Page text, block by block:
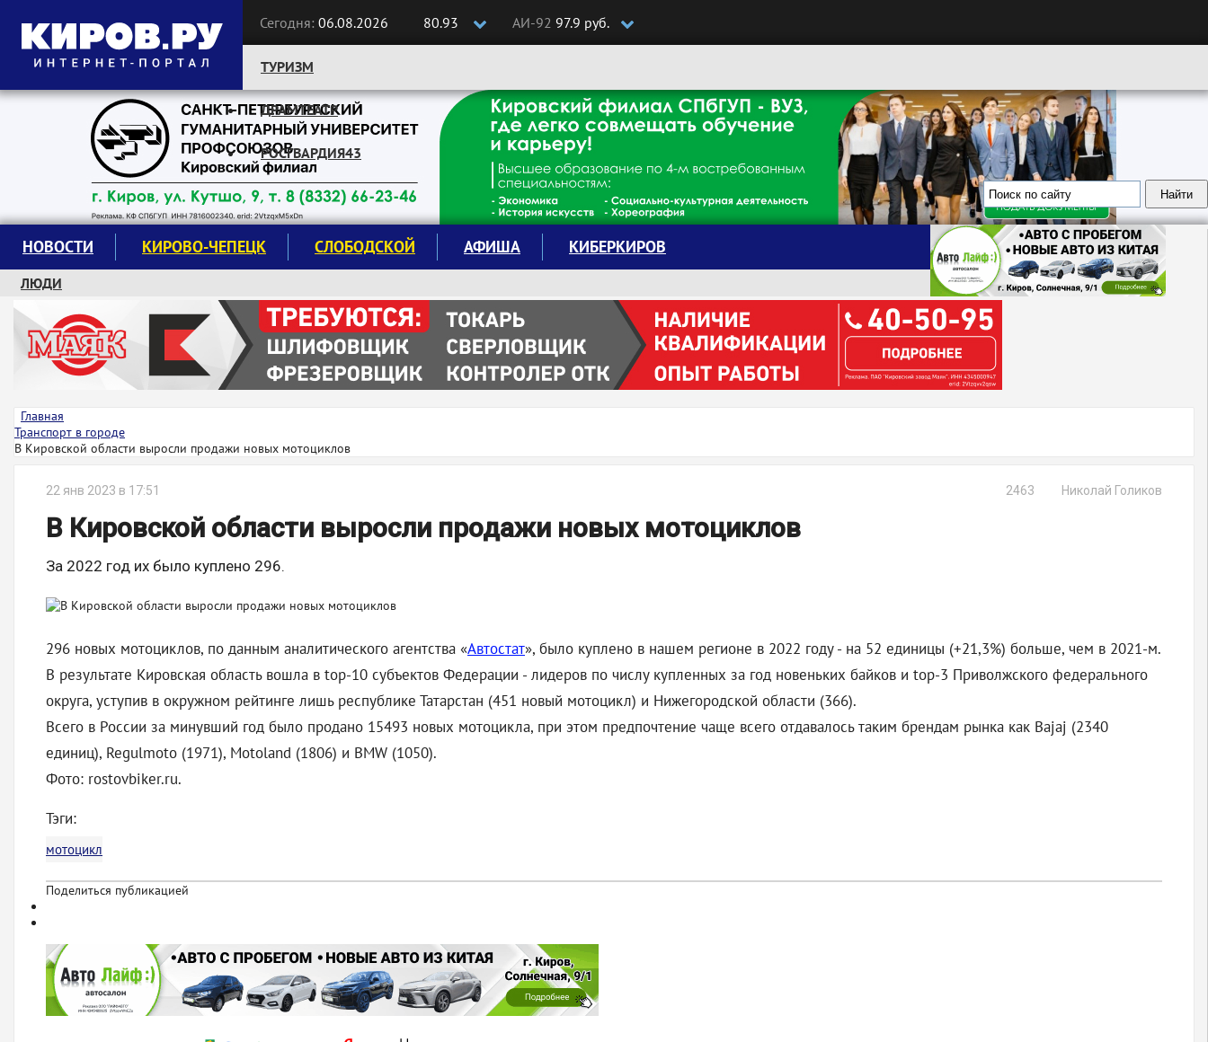
Сегодня: 06.08.2026 80.93 АИ-92 97.9 руб.
Следите за новостями:
ТУРИЗМ
ДРАМТЕАТР
РОСГВАРДИЯ43
НОВОСТИ КИРОВО-ЧЕПЕЦК СЛОБОДСКОЙ АФИША КИБЕРКИРОВ
ЛЮДИ
КРУЖКИ И СЕКЦИИ
ЗАВОДУ "МАЯК" 85 ЛЕТ
ЭКОЛОГИЯ
Главная
Транспорт в городе
В Кировской области выросли продажи новых мотоциклов
22 янв 2023 в 17:51 Николай Голиков
2463
В Кировской области выросли продажи новых мотоциклов
За 2022 год их было куплено 296.
296 новых мотоциклов, по данным аналитического агентства «Автостат», было куплено в нашем регионе в 2022 году - на 52 единицы (+21,3%) больше, чем в 2021-м.
В результате Кировская область вошла в top-10 субъектов Федерации - лидеров по числу купленных за год новеньких байков и top-3 Приволжского федерального
округа, уступив в окружном рейтинге лишь республике Татарстан (451 новый мотоцикл) и Нижегородской области (366).
Всего в России за минувший год было продано 15493 новых мотоцикла, при этом предпочтение чаще всего отдавалось таким брендам рынка как Bajaj (2340
единиц), Regulmoto (1971), Motoland (1806) и BMW (1050).
Фото: rostovbiker.ru.
Тэги:
мотоцикл
Поделиться публикацией